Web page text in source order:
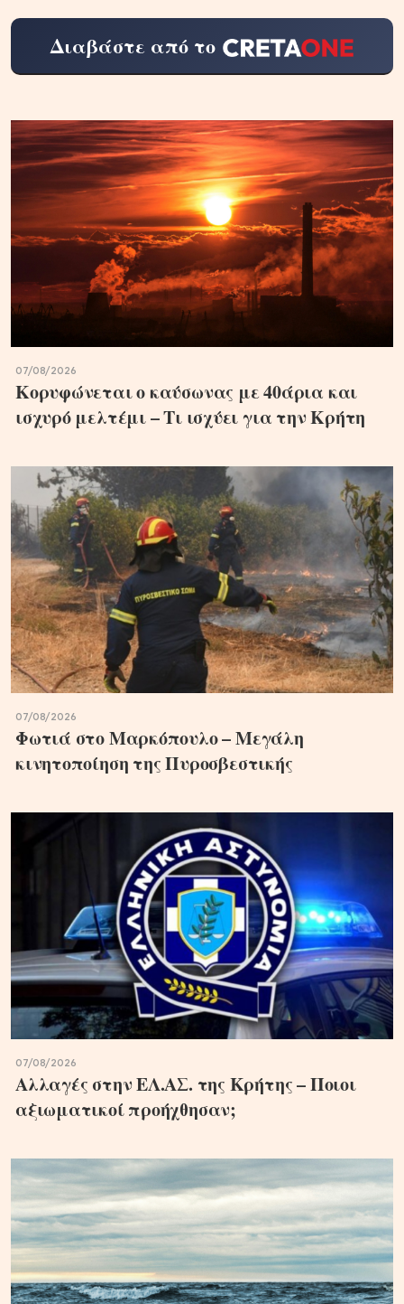
Διαβάστε από το
07/08/2026
Κορυφώνεται ο καύσωνας με 40άρια και
ισχυρό μελτέμι – Τι ισχύει για την Κρήτη
07/08/2026
Φωτιά στο Μαρκόπουλο – Μεγάλη
κινητοποίηση της Πυροσβεστικής
07/08/2026
Αλλαγές στην ΕΛ.ΑΣ. της Κρήτης – Ποιοι
αξιωματικοί προήχθησαν;